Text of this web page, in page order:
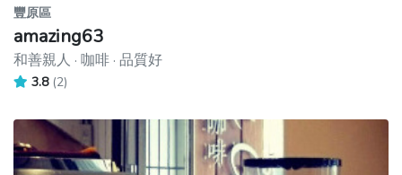
豐原區
amazing63
和善親人 · 咖啡 · 品質好
3.8 (2)